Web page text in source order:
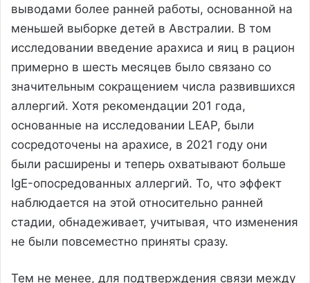
выводами более ранней работы, основанной на
меньшей выборке детей в Австралии. В том
исследовании введение арахиса и яиц в рацион
примерно в шесть месяцев было связано со
значительным сокращением числа развившихся
аллергий. Хотя рекомендации 201 года,
основанные на исследовании LEAP, были
сосредоточены на арахисе, в 2021 году они
были расширены и теперь охватывают больше
IgE-опосредованных аллергий. То, что эффект
наблюдается на этой относительно ранней
стадии, обнадеживает, учитывая, что изменения
не были повсеместно приняты сразу.
Тем не менее, для подтверждения связи между